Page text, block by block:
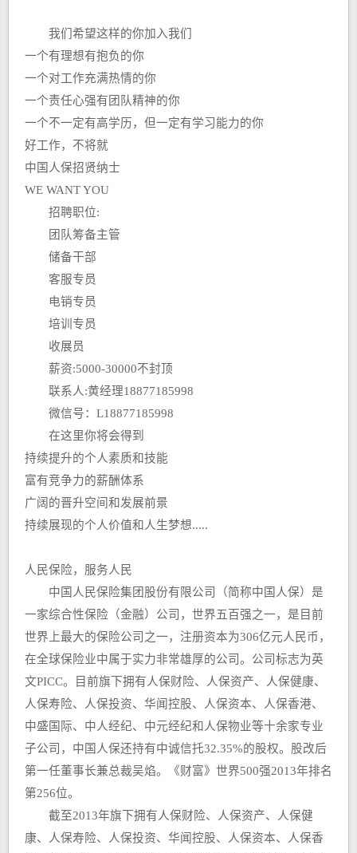
我们希望这样的你加入我们
一个有理想有抱负的你
一个对工作充满热情的你
一个责任心强有团队精神的你
一个不一定有高学历，但一定有学习能力的你
好工作，不将就
中国人保招贤纳士
WE WANT YOU
招聘职位:
团队筹备主管
储备干部
客服专员
电销专员
培训专员
收展员
薪资:5000-30000不封顶
联系人:黄经理18877185998
微信号：L18877185998
在这里你将会得到
持续提升的个人素质和技能
富有竞争力的薪酬体系
广阔的晋升空间和发展前景
持续展现的个人价值和人生梦想.....
人民保险，服务人民
中国人民保险集团股份有限公司（简称中国人保）是
一家综合性保险（金融）公司，世界五百强之一，是目前
世界上最大的保险公司之一，注册资本为306亿元人民币，
在全球保险业中属于实力非常雄厚的公司。公司标志为英
文PICC。目前旗下拥有人保财险、人保资产、人保健康、
人保寿险、人保投资、华闻控股、人保资本、人保香港、
中盛国际、中人经纪、中元经纪和人保物业等十余家专业
子公司，中国人保还持有中诚信托32.35%的股权。股改后
第一任董事长兼总裁吴焰。《财富》世界500强2013年排名
第256位。
截至2013年旗下拥有人保财险、人保资产、人保健
康、人保寿险、人保投资、华闻控股、人保资本、人保香